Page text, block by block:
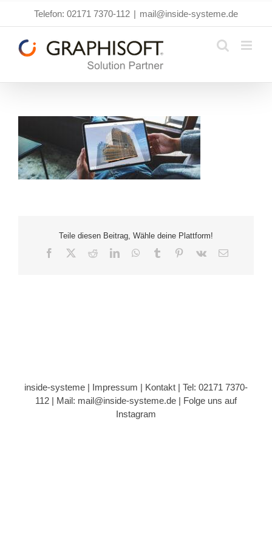
springen
Telefon: 02171 7370-112 | mail@inside-systeme.de
Teile diesen Beitrag, Wähle deine Plattform!
Facebook RedditLinkedInWhatsApp
Tumblr Pinterest
Vk
E-
inside-systeme | Impressum | Kontakt | Tel: 02171 7370-
112 | Mail: mail@inside-systeme.de | Folge uns auf
Instagram